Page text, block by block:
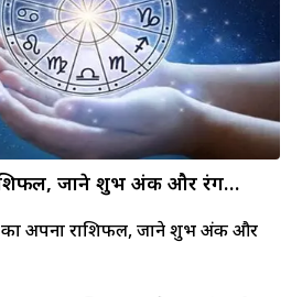
जाने शुभ अंक और रंग…
अपना राशिफल, जाने शुभ अंक और